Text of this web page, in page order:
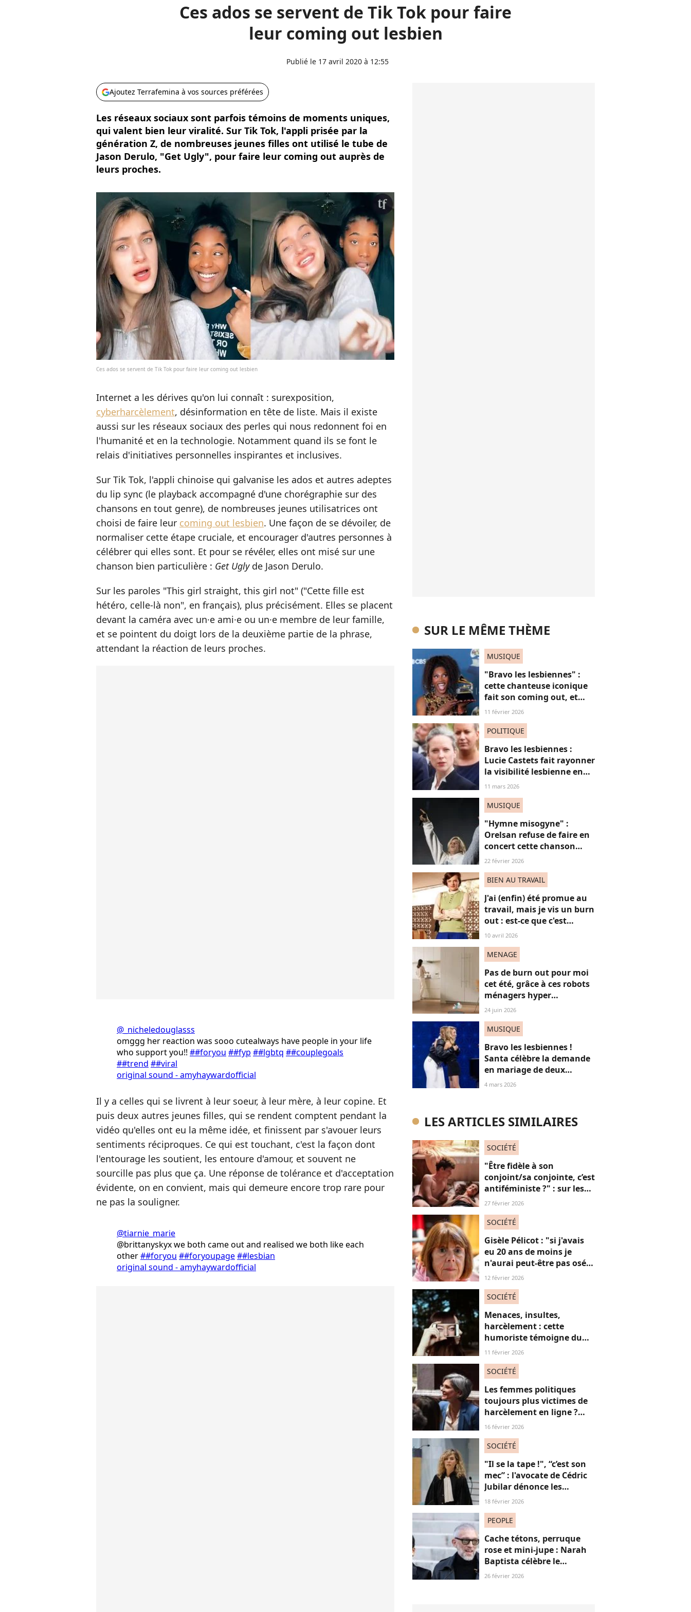
Ces ados se servent de Tik Tok pour faire
leur coming out lesbien
Publié le 17 avril 2020 à 12:55
Ajoutez Terrafemina à vos sources préférées
Les réseaux sociaux sont parfois témoins de moments uniques,
qui valent bien leur viralité. Sur Tik Tok, l'appli prisée par la
génération Z, de nombreuses jeunes filles ont utilisé le tube de
Jason Derulo, "Get Ugly", pour faire leur coming out auprès de
leurs proches.
Ces ados se servent de Tik Tok pour faire leur coming out lesbien
Internet a les dérives qu'on lui connaît : surexposition,
cyberharcèlement, désinformation en tête de liste. Mais il existe
aussi sur les réseaux sociaux des perles qui nous redonnent foi en
l'humanité et en la technologie. Notamment quand ils se font le
relais d'initiatives personnelles inspirantes et inclusives.
Sur Tik Tok, l'appli chinoise qui galvanise les ados et autres adeptes
du lip sync (le playback accompagné d'une chorégraphie sur des
chansons en tout genre), de nombreuses jeunes utilisatrices ont
choisi de faire leur coming out lesbien. Une façon de se dévoiler, de
normaliser cette étape cruciale, et encourager d'autres personnes à
célébrer qui elles sont. Et pour se révéler, elles ont misé sur une
chanson bien particulière : Get Uglyde Jason Derulo.
Sur les paroles "This girl straight, this girl not" ("Cette fille est
hétéro, celle-là non", en français), plus précisément. Elles se placent
devant la caméra avec un·e ami·e ou un·e membre de leur famille,
et se pointent du doigt lors de la deuxième partie de la phrase,
attendant la réaction de leurs proches.
@_nicheledouglasss
omggg her reaction was sooo cutealways have people in your life
who support you!! ##foryou ##fyp ##lgbtq ##couplegoals
##trend ##viral
original sound - amyhaywardofficial
Il y a celles qui se livrent à leur soeur, à leur mère, à leur copine. Et
puis deux autres jeunes filles, qui se rendent comptent pendant la
vidéo qu'elles ont eu la même idée, et finissent par s'avouer leurs
sentiments réciproques. Ce qui est touchant, c'est la façon dont
l'entourage les soutient, les entoure d'amour, et souvent ne
sourcille pas plus que ça. Une réponse de tolérance et d'acceptation
évidente, on en convient, mais qui demeure encore trop rare pour
ne pas la souligner.
@tiarnie_marie
@brittanyskyx we both came out and realised we both like each
other##foryou ##foryoupage##lesbian
original sound - amyhaywardofficial
SUR LE MÊME THÈME
MUSIQUE
"Bravo les lesbiennes" :
cette chanteuse iconique
fait son coming out, et
non, on ne "s'en fout" pas
11 février 2026
POLITIQUE
Bravo les lesbiennes :
Lucie Castets fait rayonner
la visibilité lesbienne en
Une de Têtu
11 mars 2026
MUSIQUE
"Hymne misogyne" :
Orelsan refuse de faire en
concert cette chanson
très, très controversée
22 février 2026
BIEN AU TRAVAIL
J'ai (enfin) été promue au
travail, mais je vis un burn
out : est-ce que c'est
normal ?
10 avril 2026
MENAGE
Pas de burn out pour moi
cet été, grâce à ces robots
ménagers hyper
performants
24 juin 2026
MUSIQUE
Bravo les lesbiennes !
Santa célèbre la demande
en mariage de deux
femmes en plein concert
4 mars 2026
LES ARTICLES SIMILAIRES
SOCIÉTÉ
"Être fidèle à son
conjoint/sa conjointe, c’est
antiféministe ?" : sur les
réseaux sociaux, cette
27 février 2026
SOCIÉTÉ
Gisèle Pélicot : "si j'avais
eu 20 ans de moins je
n'aurai peut-être pas osé
refuser le huis-clos"
12 février 2026
SOCIÉTÉ
Menaces, insultes,
harcèlement : cette
humoriste témoigne du
sort des femmes sur les
11 février 2026
SOCIÉTÉ
Les femmes politiques
toujours plus victimes de
harcèlement en ligne ?
Une étude interroge ce
16 février 2026
SOCIÉTÉ
"Il se la tape !", “c’est son
mec” : l'avocate de Cédric
Jubilar dénonce les
réflexions misogynes
subissent toutes ses
18 février 2026
PEOPLE
Cache tétons, perruque
rose et mini-jupe : Narah
Baptista célèbre le
carnaval de Rio avec son
26 février 2026